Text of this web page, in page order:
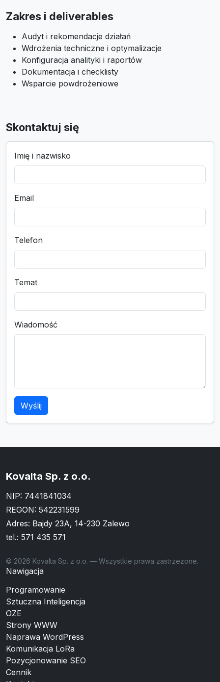
Zakres i deliverables
Audyt i rekomendacje działań
Wdrożenia techniczne i optymalizacje
Konfiguracja analityki i raportów
Dokumentacja i checklisty
Wsparcie powdrożeniowe
Skontaktuj się
Imię i nazwisko
Email
Telefon
Temat
Wiadomość
Wyślij
Kovalta Sp. z o.o.
NIP: 7441841034
REGON: 542231599
Adres: Bajdy 23A, 14-230 Zalewo
tel.: 571 435 571
© 2026 Kovalta Sp. z o.o. — Wszystkie prawa zastrzeżone.
Nawigacja
Programowanie
Sztuczna Inteligencja
OZE
Strony WWW
Naprawa WordPress
Komunikacja LoRa
Pozycjonowanie SEO
Cennik